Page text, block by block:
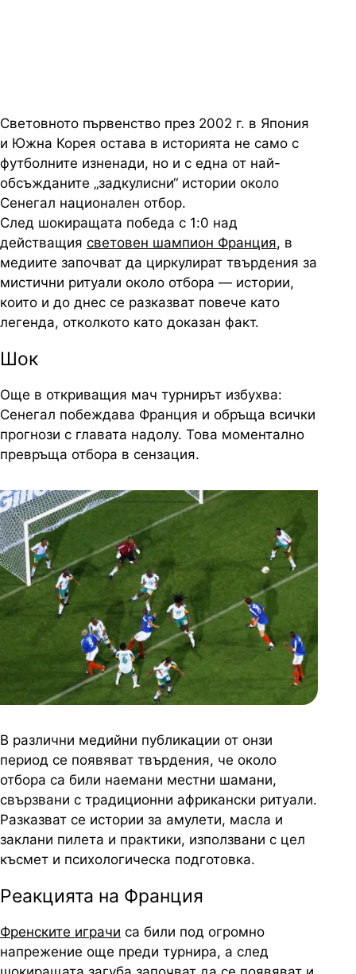
Световното първенство през 2002 г. в Япония
и Южна Корея остава в историята не само с
футболните изненади, но и с една от най-
обсъжданите „задкулисни“ истории около
Сенегал национален отбор.
След шокиращата победа с 1:0 над
действащия световен шампион Франция, в
медиите започват да циркулират твърдения за
мистични ритуали около отбора — истории,
които и до днес се разказват повече като
легенда, отколкото като доказан факт.
Шок
Още в откриващия мач турнирът избухва:
Сенегал побеждава Франция и обръща всички
прогнози с главата надолу. Това моментално
превръща отбора в сензация.
В различни медийни публикации от онзи
период се появяват твърдения, че около
отбора са били наемани местни шамани,
свързвани с традиционни африкански ритуали.
Разказват се истории за амулети, масла и
заклани пилета и практики, използвани с цел
късмет и психологическа подготовка.
Реакцията на Франция
Френските играчи са били под огромно
напрежение още преди турнира, а след